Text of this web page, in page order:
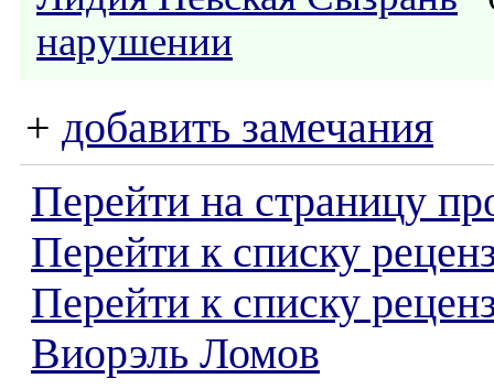
нарушении
+ добавить замечания
Перейти на страницу
Перейти к списку
Перейти к списку
Виорэль Ломов